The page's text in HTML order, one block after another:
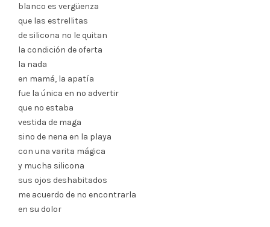
blanco es vergüenza
que las estrellitas
de silicona no le quitan
la condición de oferta
la nada
en mamá, la apatía
fue la única en no advertir
que no estaba
vestida de maga
sino de nena en la playa
con una varita mágica
y mucha silicona
sus ojos deshabitados
me acuerdo de no encontrarla
en su dolor